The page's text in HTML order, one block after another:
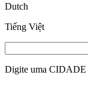
Dutch
Tiếng Việt
Digite uma CIDADE